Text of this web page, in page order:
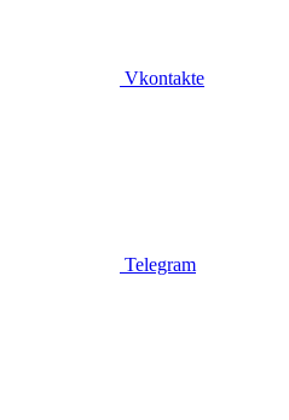
Vkontakte
Telegram